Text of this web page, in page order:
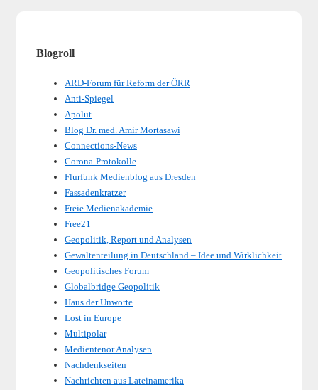
Blogroll
ARD-Forum für Reform der ÖRR
Anti-Spiegel
Apolut
Blog Dr. med. Amir Mortasawi
Connections-News
Corona-Protokolle
Flurfunk Medienblog aus Dresden
Fassadenkratzer
Freie Medienakademie
Free21
Geopolitik, Report und Analysen
Gewaltenteilung in Deutschland – Idee und Wirklichkeit
Geopolitisches Forum
Globalbridge Geopolitik
Haus der Unworte
Lost in Europe
Multipolar
Medientenor Analysen
Nachdenkseiten
Nachrichten aus Lateinamerika